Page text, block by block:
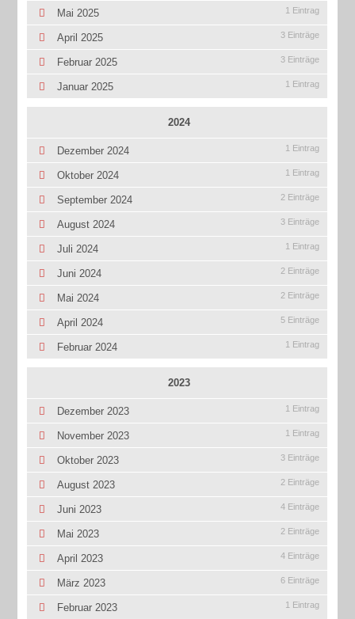
Mai 2025 1 Eintrag
April 2025 3 Einträge
Februar 2025 3 Einträge
Januar 2025 1 Eintrag
2024
Dezember 2024 1 Eintrag
Oktober 2024 1 Eintrag
September 2024 2 Einträge
August 2024 3 Einträge
Juli 2024 1 Eintrag
Juni 2024 2 Einträge
Mai 2024 2 Einträge
April 2024 5 Einträge
Februar 2024 1 Eintrag
2023
Dezember 2023 1 Eintrag
November 2023 1 Eintrag
Oktober 2023 3 Einträge
August 2023 2 Einträge
Juni 2023 4 Einträge
Mai 2023 2 Einträge
April 2023 4 Einträge
März 2023 6 Einträge
Februar 2023 1 Eintrag